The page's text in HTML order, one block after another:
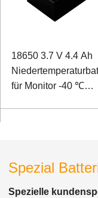
18650 3.7 V 4.4 Ah
für Monitor -40 ℃
Spezial
Spezielle